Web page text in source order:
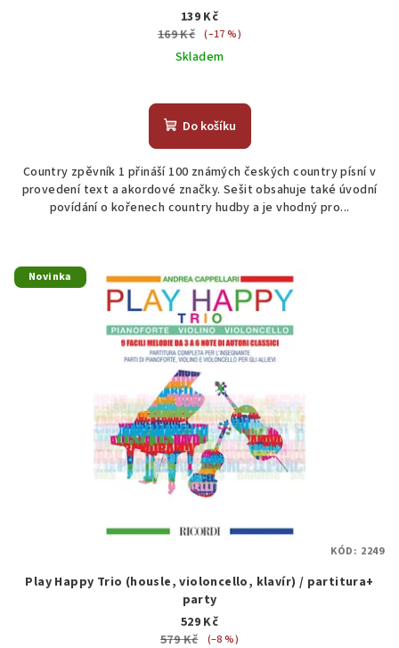
139 Kč
169 Kč (–17 %)
Skladem
Do košíku
Country zpěvník 1 přináší 100 známých českých country písní v
provedení text a akordové značky. Sešit obsahuje také úvodní
povídání o kořenech country hudby a je vhodný pro...
Novinka
Play Happy Trio (housle, violoncello, klavír) / partitura+
party
529 Kč
579 Kč
(–8 %)
KÓD: 2249